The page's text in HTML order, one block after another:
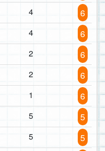
4 6
4 6
2 6
2 6
1 6
5 5
5 5